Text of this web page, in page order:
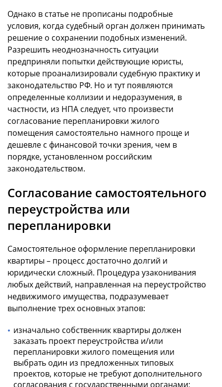
Однако в статье не прописаны подробные
условия, когда судебный орган должен принимать
решение о сохранении подобных изменений.
Разрешить неоднозначность ситуации
предприняли попытки действующие юристы,
которые проанализировали судебную практику и
законодательство РФ. Но и тут появляются
определенные коллизии и недоразумения, в
частности, из НПА следует, что произвести
согласование перепланировки жилого
помещения самостоятельно намного проще и
дешевле с финансовой точки зрения, чем в
порядке, установленном российским
законодательством.
Согласование самостоятельного
переустройства или
перепланировки
Самостоятельное оформление перепланировки
квартиры – процесс достаточно долгий и
юридически сложный. Процедура узаконивания
любых действий, направленная на переустройство
недвижимого имущества, подразумевает
выполнение трех основных этапов:
изначально собственник квартиры должен
заказать проект переустройства и/или
перепланировки жилого помещения или
выбрать один из предложенных типовых
проектов, которые не требуют дополнительного
согласования с государственными органами;